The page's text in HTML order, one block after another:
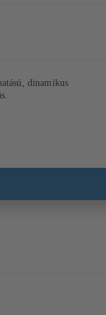
dinamikus